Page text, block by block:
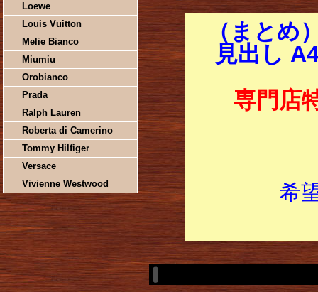
Loewe
Louis Vuitton
Melie Bianco
Miumiu
Orobianco
Prada
Ralph Lauren
Roberta di Camerino
Tommy Hilfiger
Versace
Vivienne Westwood
（まとめ
見出し
専門店
希